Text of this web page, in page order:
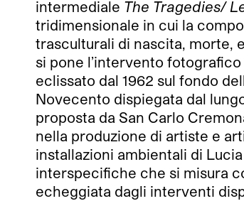
intermediale The Tragedies/
tridimensionale in cui la
trasculturali di nascita, morte,
si pone l’intervento fotografico
eclissato dal 1962 sul fondo
Novecento dispiegata dal
proposta da San Carlo
nella produzione di artiste e
installazioni ambientali di
interspecifiche che si misura
echeggiata dagli interventi